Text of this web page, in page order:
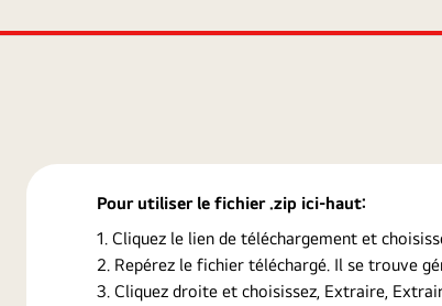
Pour utiliser le fichier .zip ici-haut:
Cliquez le lien de téléchargement et
Repérez le fichier téléchargé. Il se trouve
Cliquez droite et choisissez, Extraire,